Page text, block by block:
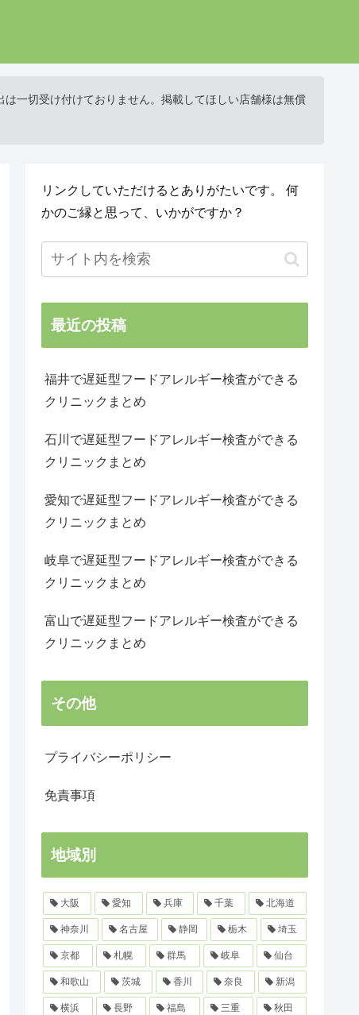
一切受け付けておりません。掲載してほしい店舗様は無償
リンクしていただけるとありがたいです。 何
かのご縁と思って、いかがですか？
最近の投稿
福井で遅延型フードアレルギー検査ができる
クリニックまとめ
石川で遅延型フードアレルギー検査ができる
クリニックまとめ
愛知で遅延型フードアレルギー検査ができる
クリニックまとめ
岐阜で遅延型フードアレルギー検査ができる
クリニックまとめ
富山で遅延型フードアレルギー検査ができる
クリニックまとめ
その他
プライバシーポリシー
免責事項
地域別
大阪 愛知 兵庫 千葉 北海道
神奈川 名古屋 静岡 栃木 埼玉
京都 札幌 群馬 岐阜 仙台
和歌山 茨城 香川 奈良 新潟
横浜 長野 福島 三重 秋田